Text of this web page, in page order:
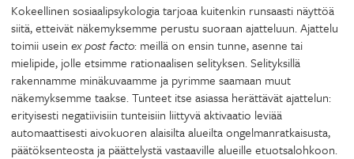
Kokeellinen sosiaalipsykologia tarjoaa kuitenkin runsaasti näyttöä
siitä, etteivät näkemyksemme perustu suoraan ajatteluun. Ajattelu
toimii usein ex post facto: meillä on ensin tunne, asenne tai
mielipide, jolle etsimme rationaalisen selityksen. Selityksillä
rakennamme minäkuvaamme ja pyrimme saamaan muut
näkemyksemme taakse. Tunteet itse asiassa herättävät ajattelun:
erityisesti negatiivisiin tunteisiin liittyvä aktivaatio leviää
automaattisesti aivokuoren alaisilta alueilta ongelmanratkaisusta,
päätöksenteosta ja päättelystä vastaaville alueille etuotsalohkoon.